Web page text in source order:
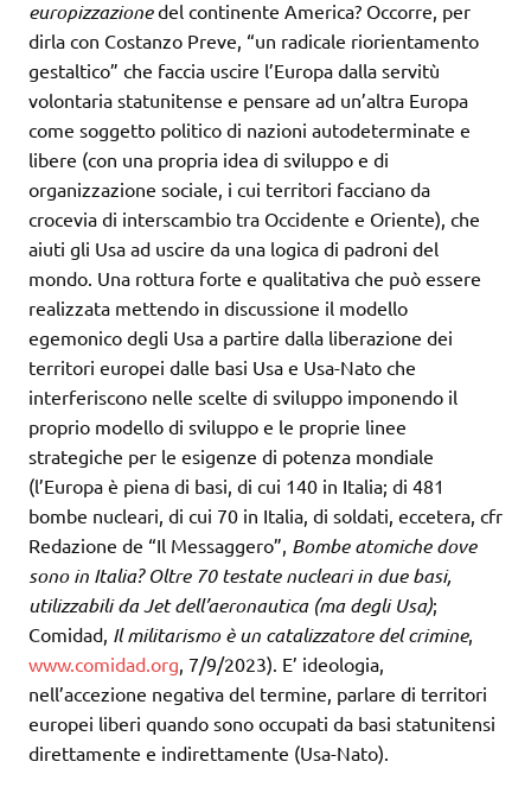
europizzazionedel continente America? Occorre, per
dirla con Costanzo Preve, “un radicale riorientamento
gestaltico” che faccia uscire l’Europa dalla servitù
volontaria statunitense e pensare ad un’altra Europa
come soggetto politico di nazioni autodeterminate e
libere (con una propria idea di sviluppo e di
organizzazione sociale, i cui territori facciano da
crocevia di interscambio tra Occidente e Oriente), che
aiuti gli Usa ad uscire da una logica di padroni del
mondo. Una rottura forte e qualitativa che può essere
realizzata mettendo in discussione il modello
egemonico degli Usa a partire dalla liberazione dei
territori europei dalle basi Usa e Usa-Nato che
interferiscono nelle scelte di sviluppo imponendo il
proprio modello di sviluppo e le proprie linee
strategiche per le esigenze di potenza mondiale
(l’Europa è piena di basi, di cui 140 in Italia; di 481
bombe nucleari, di cui 70 in Italia, di soldati, eccetera, cfr
Redazione de “Il Messaggero”, Bombe atomiche dove
sono in Italia? Oltre 70 testate nucleari in due basi,
utilizzabili da Jet dell’aeronautica (ma degli Usa);
Comidad, Il militarismo è un catalizzatore del crimine,
www.comidad.org , 7/9/2023). E’ ideologia,
nell’accezione negativa del termine, parlare di territori
europei liberi quando sono occupati da basi statunitensi
direttamente e indirettamente (Usa-Nato).